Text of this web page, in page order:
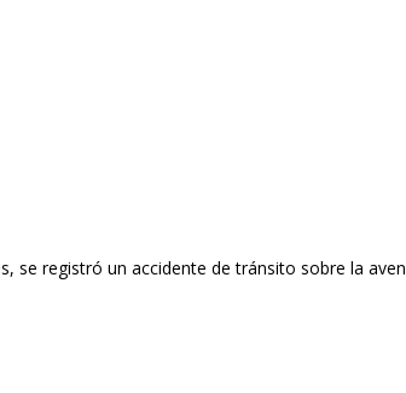
se registró un accidente de tránsito sobre la